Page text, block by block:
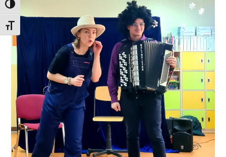
Toggle High Contrast
Toggle Font size